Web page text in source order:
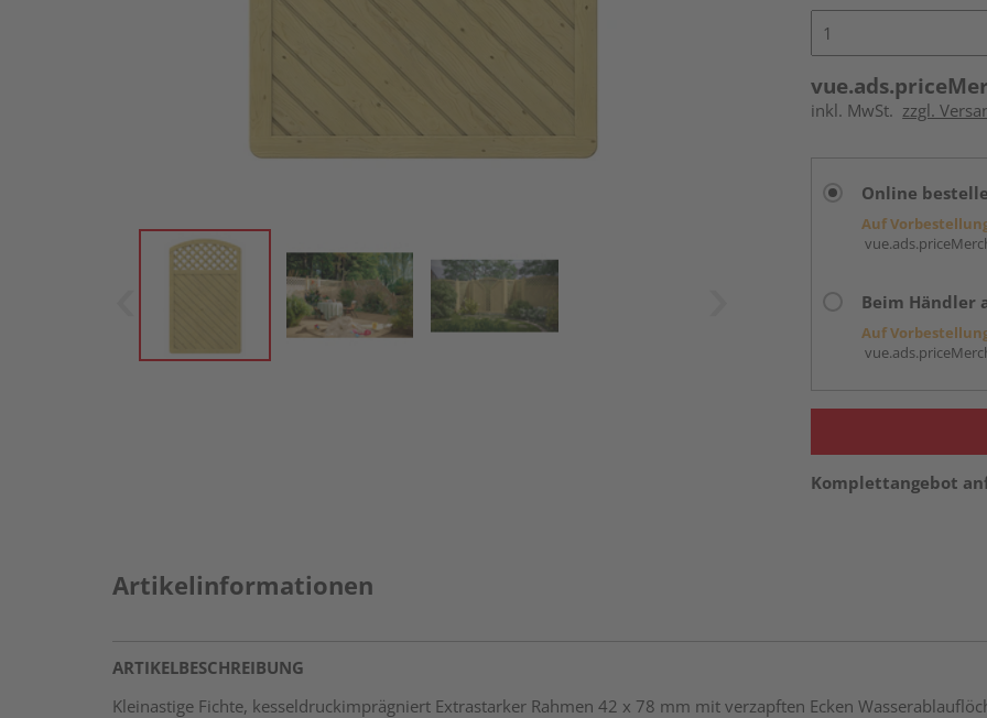
inkl. MwSt. zzgl.
Online
Auf
Beim Händler
Auf
Komplettangebot
Artikelinformationen
ARTIKELBESCHREIBUNG
Kleinastige Fichte, kesseldruckimprägniert Extrastarker Rahmen 42 x 78 mm mit verzapften Ecken